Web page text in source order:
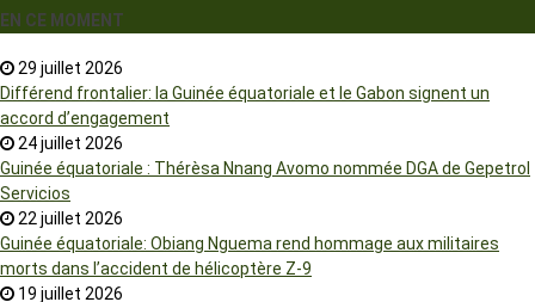
EN CE MOMENT
29 juillet 2026
Différend frontalier: la Guinée équatoriale et le Gabon signent un
accord d’engagement
24 juillet 2026
Guinée équatoriale : Thérèsa Nnang Avomo nommée DGA de Gepetrol
Servicios
22 juillet 2026
Guinée équatoriale: Obiang Nguema rend hommage aux militaires
morts dans l’accident de hélicoptère Z-9
19 juillet 2026